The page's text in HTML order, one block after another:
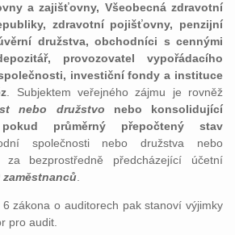
a zajišťovny, Všeobecná zdravotní
zdravotní pojišťovny, penzijní
družstva, obchodníci s cennými
provozovatel vypořádacího
investiční fondy a instituce
. Subjektem veřejného zájmu je rovněž
nebo družstvo
nebo konsolidující
průměrný přepočtený stav
společnosti nebo družstva nebo
za bezprostředně předcházející účetní
zákona o auditorech pak stanoví výjimky
pro audit.